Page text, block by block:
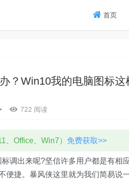
首页
？Win10我的电脑图标这
• 722 阅读
、Office、Win7） 免费获取>>
调出来呢?坚信许多用户都是有相
捷。暴风侠这里就为我们简易说